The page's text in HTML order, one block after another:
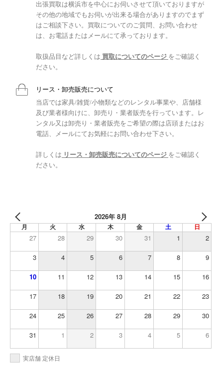
出張買取は横浜市を中心にお伺いさせて頂いておりますが
その他の地域でもお伺いが出来る場合がありますのでまず
はご相談下さい。買取についてのご質問、お問い合わせ
は、お電話またはメールにて承っております。
取扱品目など詳しくは 買取についてのページ をご確認く
ださい。
リース・卸売販売について
当店では家具/雑貨/小物類などのレンタル事業や、店舗様
及び業者様向けに、卸売り・業者販売を行っています。レ
ンタル又は卸売り・業者販売をご希望の際は店頭またはお
電話、メールにてお気軽にお問い合わせ下さい。
詳しくは リース・卸売販売についてのページ をご確認く
ださい。
2026年 8月
月 火 水 木 金 土 日
27 28 29 30 31 1 2
3 4 5 6 7 8 9
10 11 12 13 14 15 16
17 18 19 20 21 22 23
24 25 26 27 28 29 30
31 1 2 3 4 5 6
実店舗 定休日